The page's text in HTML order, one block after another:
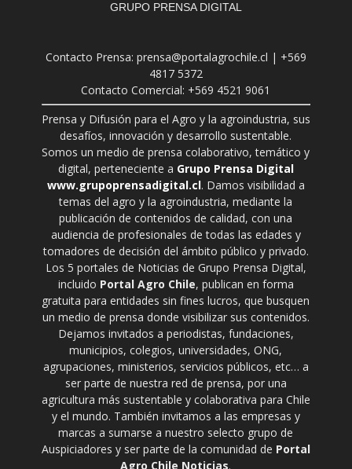
GRUPO PRENSA DIGITAL
Contacto Prensa: prensa@portalagrochile.cl | +569
4817 5372
Contacto Comercial: +569 4521 9061
Prensa y Difusión para el Agro y la agroindustria, sus
desafíos, innovación y desarrollo sustentable.
Somos un medio de prensa colaborativo, temático y
digital, perteneciente a Grupo Prensa Digital
www.grupoprensadigital.cl. Damos visibilidad a
temas del agro y la agroindustria, mediante la
publicación de contenidos de calidad, con una
audiencia de profesionales de todas las edades y
tomadores de decisión del ámbito público y privado.
Los 5 portales de Noticias de Grupo Prensa Digital,
incluido Portal Agro Chile, publican en forma
gratuita para entidades sin fines lucros, que busquen
un medio de prensa donde visibilizar sus contenidos.
Dejamos invitados a periodistas, fundaciones,
municipios, colegios, universidades, ONG,
agrupaciones, ministerios, servicios públicos, etc… a
ser parte de nuestra red de prensa, por una
agricultura más sustentable y colaborativa para Chile
y el mundo. También invitamos a las empresas y
marcas a sumarse a nuestro selecto grupo de
Auspiciadores y ser parte de la comunidad de Portal
Agro Chile Noticias.